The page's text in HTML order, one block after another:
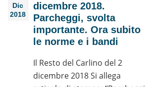
Dic
2018
dicembre 2018.
Parcheggi, svolta
importante. Ora subito
le norme e i bandi
Il Resto del Carlino del 2
dicembre 2018 Si allega